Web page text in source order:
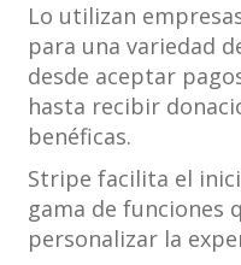
Lo utilizan
para una variedad
desde aceptar
hasta recibir
benéficas.
Stripe facilita el
gama de funciones
personalizar la